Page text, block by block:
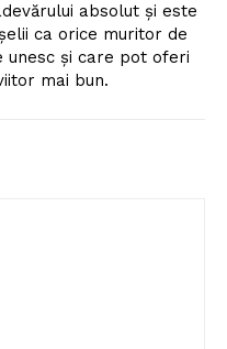
absolut și este
ca orice muritor de
unesc și care pot oferi
mai bun.